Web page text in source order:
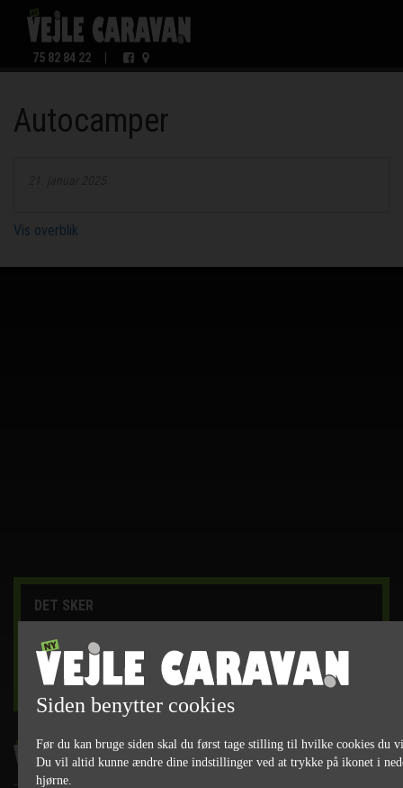
75 82 84 22
Autocamper
Vis overblik
DET SKER
læs mere
Siden benytter cookies
Før du kan bruge siden skal du først tage stilling til hvilke cookies du
Du vil altid kunne ændre dine indstillinger ved at trykke på ikonet i
hjørne.